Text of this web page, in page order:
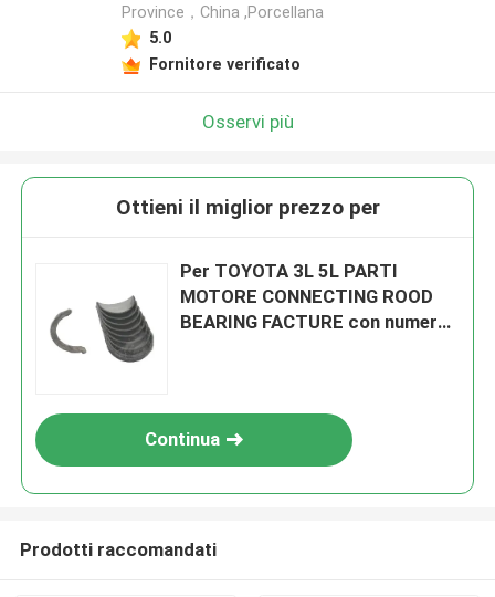
Province，China ,Porcellana
5.0
Fornitore verificato
Osservi più
Ottieni il miglior prezzo per
Per TOYOTA 3L 5L PARTI
MOTORE CONNECTING ROOD
BEARING FACTURE con numero
Continua
Prodotti raccomandati